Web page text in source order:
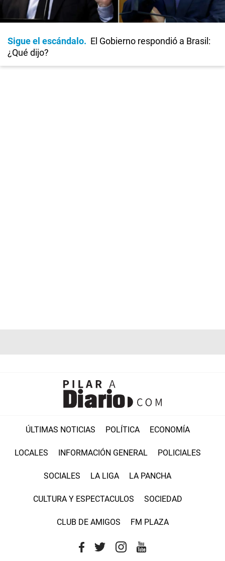
Sigue el escándalo
El Gobierno respondió a Brasil:
¿Qué dijo?
ÚLTIMAS NOTICIAS POLÍTICA ECONOMÍA
LOCALES INFORMACIÓN GENERAL POLICIALES
SOCIALES LA LIGA LA PANCHA
CULTURA Y ESPECTACULOS SOCIEDAD
CLUB DE AMIGOS FM PLAZA